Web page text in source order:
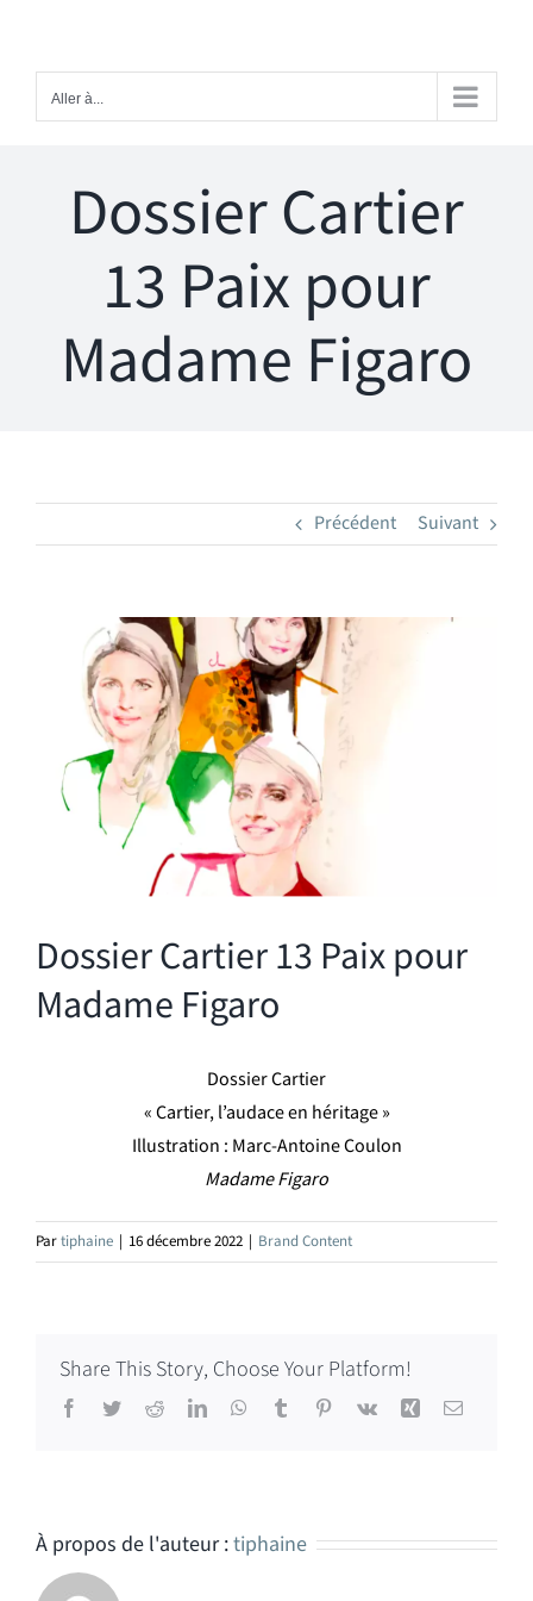
Aller à...
Dossier Cartier
13 Paix pour
Madame Figaro
Précédent Suivant
l'image
agrandie
Dossier Cartier 13 Paix pour
Madame Figaro
Dossier Cartier
« Cartier, l’audace en héritage »
Illustration : Marc-Antoine Coulon
Madame Figaro
Partiphaine | 16 décembre 2022 | Brand Content
Share This Story, Choose Your Platform!
Facebook
TwitterRedditLinkedInWhatsApp
Tumblr Pinterest
Vk Xing Email
À propos de l'auteur :tiphaine